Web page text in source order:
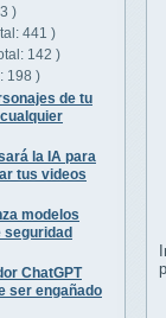
)
441 )
142 )
198 )
de tu
la IA para
tus videos
modelos
seguridad
ChatGPT
ser engañado